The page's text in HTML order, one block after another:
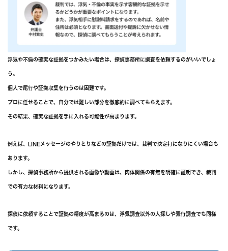
浮気や不倫の確実な証拠をつかみたい場合は、探偵事務所に調査を依頼するのがいいでしょ
う。
個人で尾行や証拠収集を行うのは困難です。
プロに任せることで、自分では難しい部分を徹底的に調べてもらえます。
その結果、確実な証拠を手に入れる可能性が高まります。
例えば、LINEメッセージのやりとりなどの証拠だけでは、裁判で決定打になりにくい場合も
あります。
しかし、探偵事務所から提供される画像や動画は、肉体関係の有無を明確に証明でき、裁判
での有力な材料になります。
探偵に依頼することで証拠の精度が高まるのは、浮気調査以外の人探しや素行調査でも同様
です。